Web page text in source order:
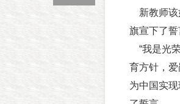
新教师该
旗宣下了誓
“我是光
育方针，
为中国实